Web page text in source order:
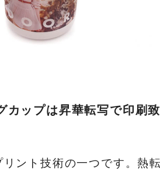
カップは昇華転写で印刷
ント技術の一つです。熱